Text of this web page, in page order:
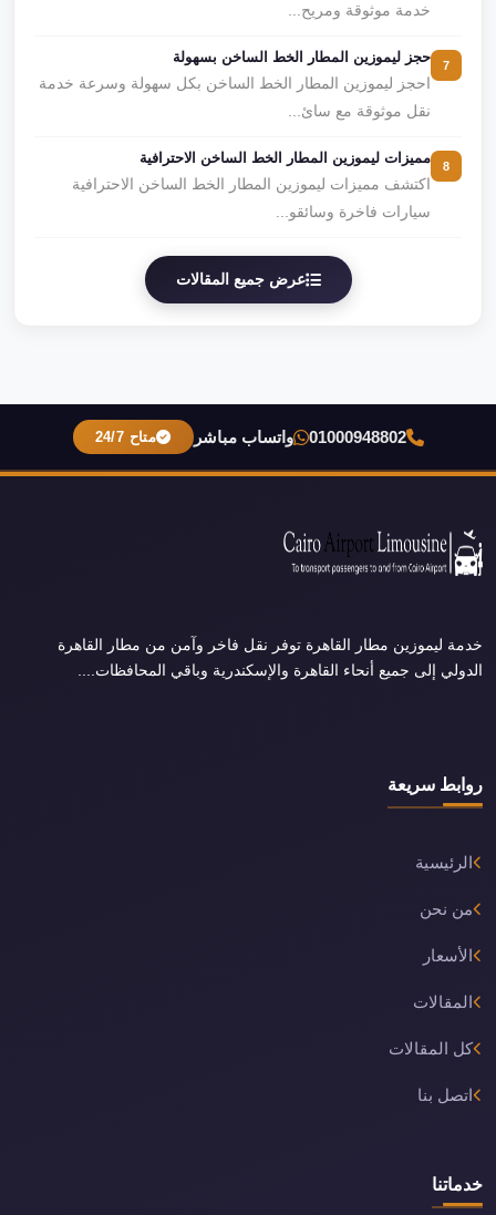
خدمة موثوقة ومريح...
حجز ليموزين المطار الخط الساخن بسهولة
احجز ليموزين المطار الخط الساخن بكل سهولة وسرعة خدمة
نقل موثوقة مع سائ...
مميزات ليموزين المطار الخط الساخن الاحترافية
اكتشف مميزات ليموزين المطار الخط الساخن الاحترافية
سيارات فاخرة وسائقو...
عرض جميع المقالات
01000948802 واتساب مباشر متاح 24/7
خدمة ليموزين مطار القاهرة توفر نقل فاخر وآمن من مطار القاهرة
الدولي إلى جميع أنحاء القاهرة والإسكندرية وباقي المحافظات....
روابط سريعة
الرئيسية
من نحن
الأسعار
المقالات
كل المقالات
اتصل بنا
خدماتنا